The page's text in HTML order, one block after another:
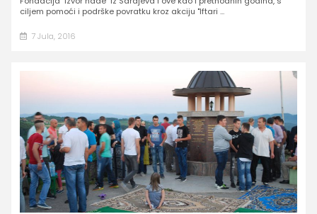
ciljem pomoći i podrške povratku kroz akciju "Iftari ...
7 Jula, 2016